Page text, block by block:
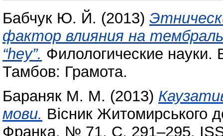
Бабчук Ю. Й. (2013)
фактор влияния на
“hey”. Филологические науки.
Тамбов: Грамота.
Бараняк М. М. (2013)
мови. Вісник Житомирського
Франка. № 71. С. 291–295.